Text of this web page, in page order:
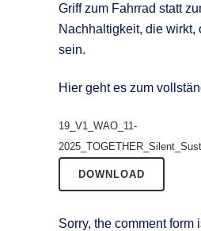
Griff zum Fahrrad statt
Nachhaltigkeit, die wirkt,
sein.
Hier geht es zum
19_V1_WAO_11-
DOWNLOAD
Sorry, the comment form